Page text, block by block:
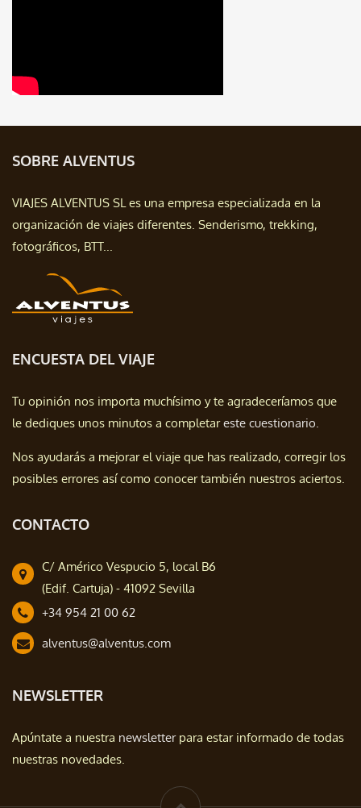
SOBRE ALVENTUS
VIAJES ALVENTUS SL es una empresa especializada en la
organización de viajes diferentes. Senderismo, trekking,
fotográficos, BTT...
ENCUESTA DEL VIAJE
Tu opinión nos importa muchísimo y te agradeceríamos que
le dediques unos minutos a completareste cuestionario.
Nos ayudarás a mejorar el viaje que has realizado, corregir los
posibles errores así como conocer también nuestros aciertos.
CONTACTO
C/ Américo Vespucio 5, local B6
(Edif. Cartuja) - 41092 Sevilla
+34 954 21 00 62
alventus@alventus.com
NEWSLETTER
Apúntate a nuestra newsletterpara estar informado de todas
nuestras novedades.